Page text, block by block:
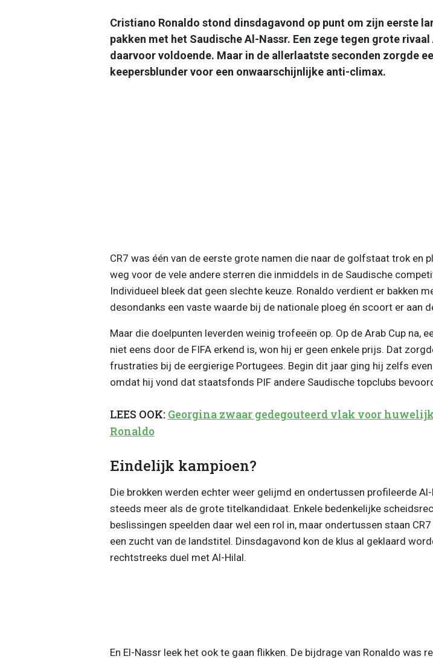
Cristiano Ronaldo stond dinsdagavond op punt om zijn eerste
pakken met het Saudische Al-Nassr. Een zege tegen grote
daarvoor voldoende. Maar in de allerlaatste seconden zorgde
keepersblunder voor een onwaarschijnlijke anti-climax.
CR7 was één van de eerste grote namen die naar de golfstaat trok en
weg voor de vele andere sterren die inmiddels in de Saudische
Individueel bleek dat geen slechte keuze. Ronaldo verdient er bakken
desondanks een vaste waarde bij de nationale ploeg én scoort er aan
Maar die doelpunten leverden weinig trofeeën op. Op de Arab Cup na,
niet eens door de FIFA erkend is, won hij er geen enkele prijs. Dat
frustraties bij de eergierige Portugees. Begin dit jaar ging hij zelfs
omdat hij vond dat staatsfonds PIF andere Saudische topclubs
LEES OOK: Georgina zwaar gedegouteerd vlak voor
Ronaldo
Eindelijk kampioen?
Die brokken werden echter weer gelijmd en ondertussen profileerde
steeds meer als de grote titelkandidaat. Enkele bedenkelijke
beslissingen speelden daar wel een rol in, maar ondertussen staan
een zucht van de landstitel. Dinsdagavond kon de klus al geklaard
rechtstreeks duel met Al-Hilal.
En El-Nassr leek het ook te gaan flikken. De bijdrage van Ronaldo was